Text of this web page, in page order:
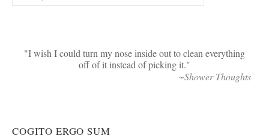
I wish I could turn my nose inside out to clean everything
off of it instead of picking it.
~Shower Thoughts
COGITO ERGO SUM